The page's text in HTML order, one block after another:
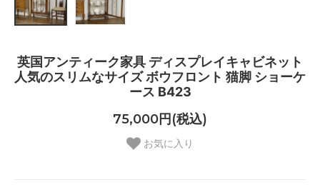
英国アンティーク家具 ディスプレイキャビネット
人気のスリムなサイズ ボウフロント 猫脚 ショーケ
ース B423
75,000円(税込)
お気に入り